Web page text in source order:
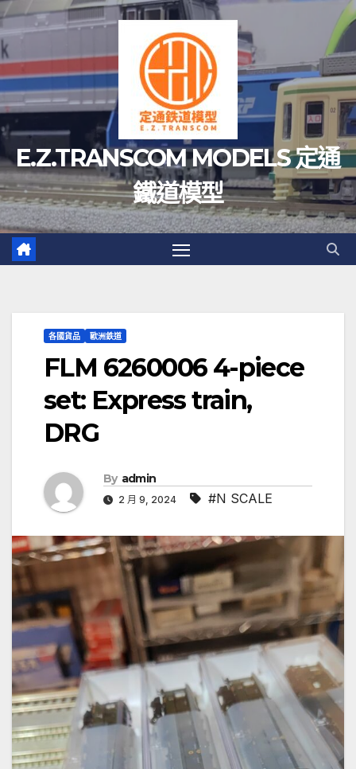
Skip
to
content
E.Z.TRANSCOM MODELS 定通
鐵道模型
各國貨品 歐洲鉄道
FLM 6260006 4-piece
set: Express train,
DRG
By admin
2 月 9, 2024 #N SCALE